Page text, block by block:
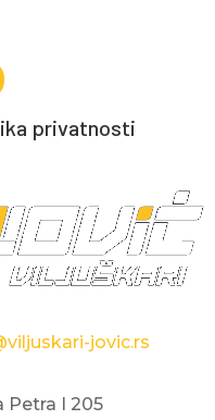
privatnosti
jovic.rs
Petra I 205